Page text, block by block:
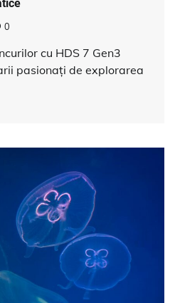
0
cu HDS 7 Gen3
pasionați de explorarea